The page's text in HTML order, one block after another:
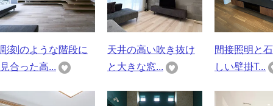
彫刻のような階段に
見合った高...
天井の高い吹き抜け
と大きな窓...
間接照明と
しい壁掛T...